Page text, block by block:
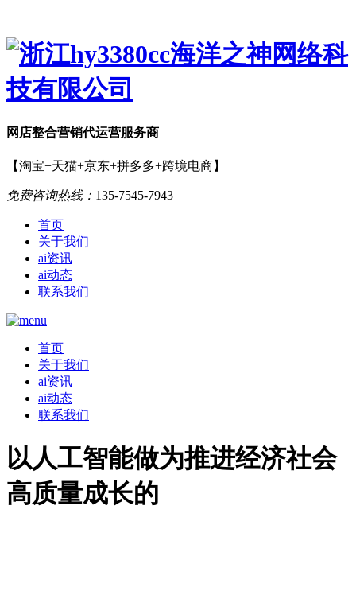
网店整合营销代运营服务商
【淘宝+天猫+京东+拼多多+跨境电商】
免费咨询热线： 135-7545-7943
首页
关于我们
ai资讯
ai动态
联系我们
首页
关于我们
ai资讯
ai动态
联系我们
以人工智能做为推进经济社会
高质量成长的